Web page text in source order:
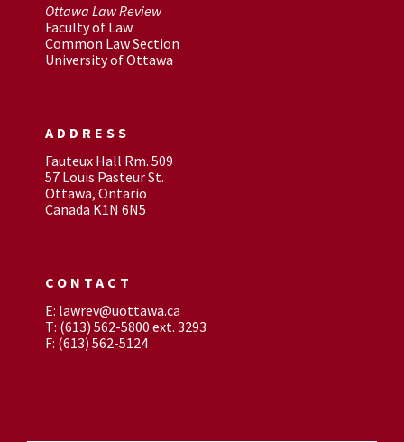
Ottawa Law Review
Faculty of Law
Common Law Section
University of Ottawa
ADDRESS
Fauteux Hall Rm. 509
57 Louis Pasteur St.
Ottawa, Ontario
Canada K1N 6N5
CONTACT
E: lawrev@uottawa.ca
T: (613) 562-5800 ext. 3293
F: (613) 562-5124